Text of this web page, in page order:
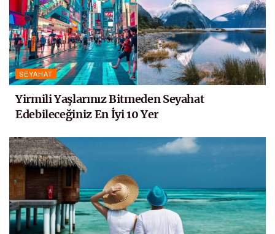
SEYAHAT
Yirmili Yaşlarınız Bitmeden Seyahat
Edebileceğiniz En İyi 10 Yer